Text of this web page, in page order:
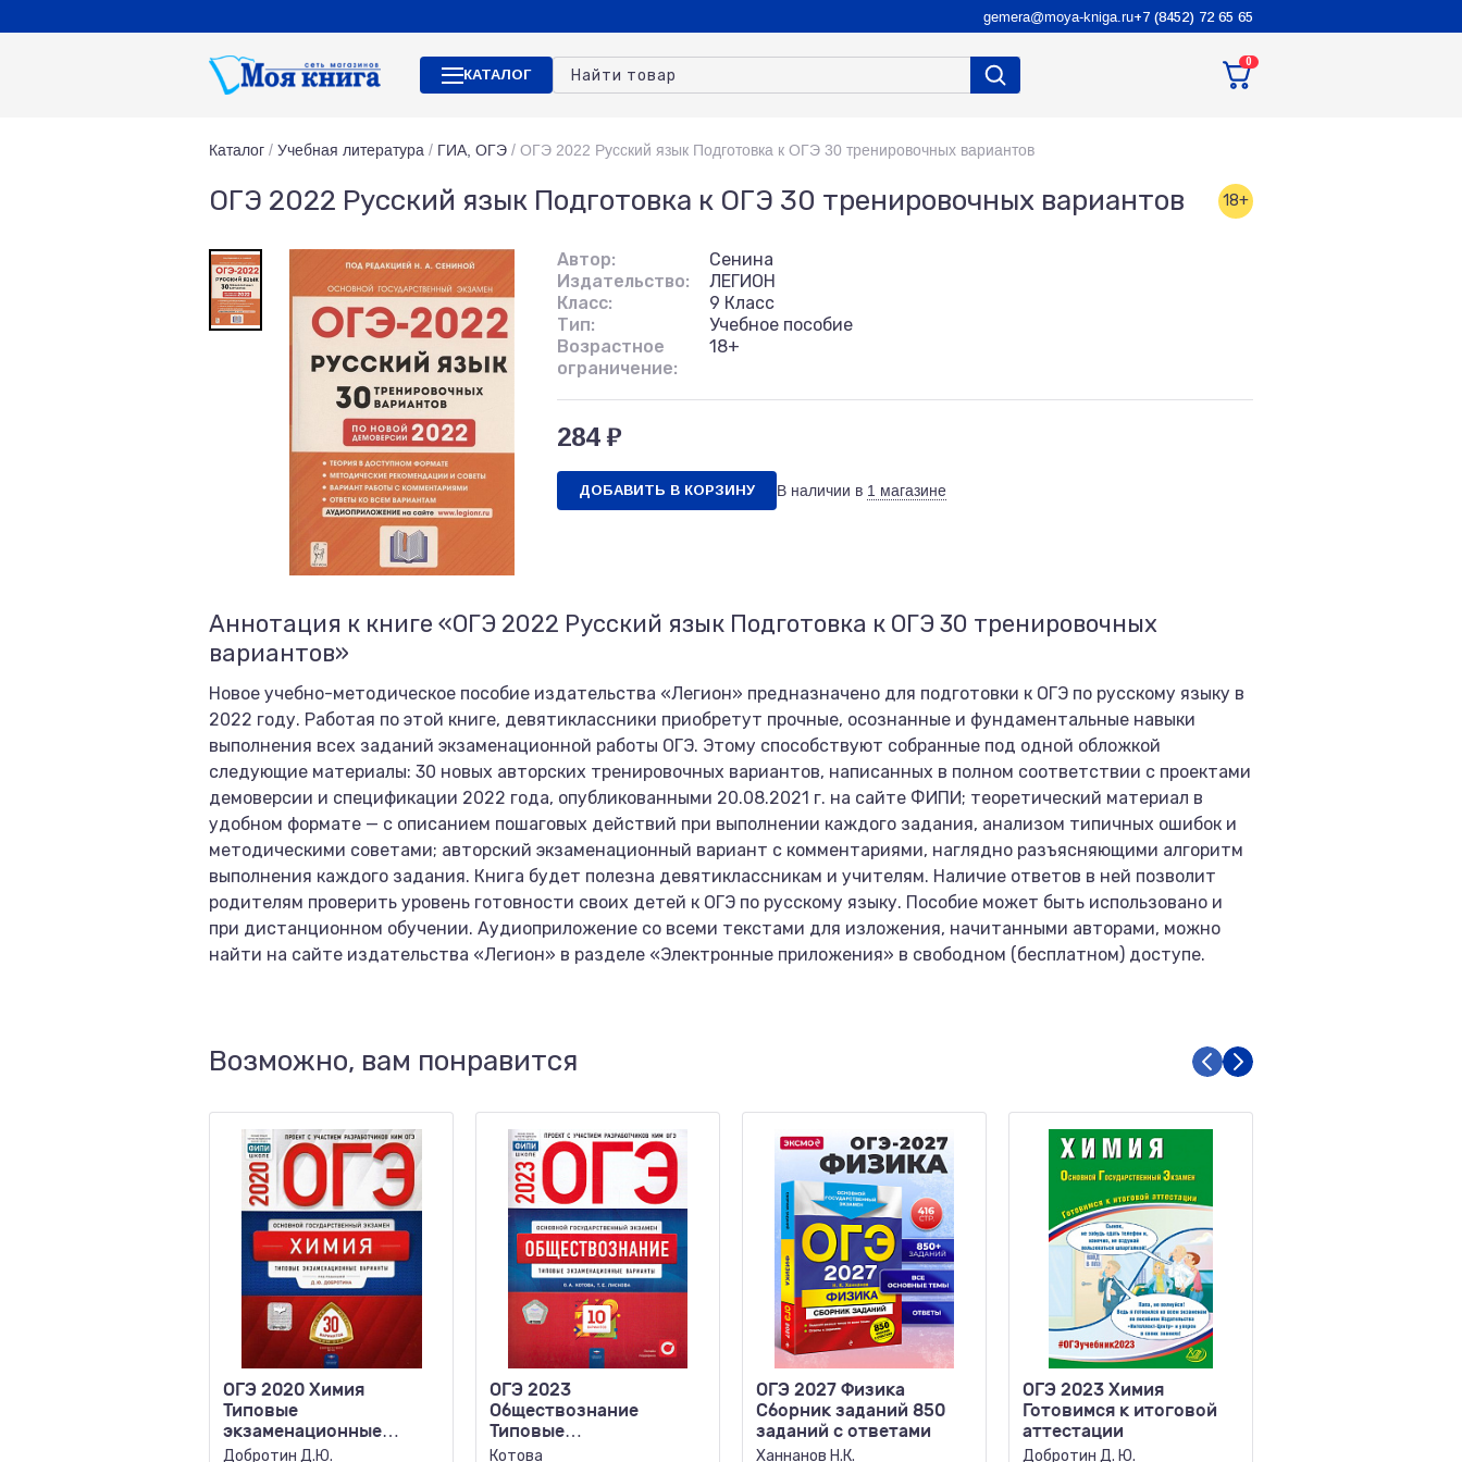
gemera@moya-kniga.ru+7 (8452) 72 65 65
КАТАЛОГ
0
Каталог / Учебная литература / ГИА, ОГЭ / ОГЭ 2022 Русский язык Подготовка к ОГЭ 30 тренировочных вариантов
ОГЭ 2022 Русский язык Подготовка к ОГЭ 30 тренировочных вариантов 18+
Автор:
Сенина
Издательство:
ЛЕГИОН
Класс:
9 Класс
Тип:
Учебное пособие
Возрастное
ограничение:
18+
284 ₽
ДОБАВИТЬ В КОРЗИНУ В наличии в 1 магазине
Аннотация к книге «ОГЭ 2022 Русский язык Подготовка к ОГЭ 30 тренировочных
вариантов»
Новое учебно-методическое пособие издательства «Легион» предназначено для подготовки к ОГЭ по русскому языку в
2022 году. Работая по этой книге, девятиклассники приобретут прочные, осознанные и фундаментальные навыки
выполнения всех заданий экзаменационной работы ОГЭ. Этому способствуют собранные под одной обложкой
следующие материалы: 30 новых авторских тренировочных вариантов, написанных в полном соответствии с проектами
демоверсии и спецификации 2022 года, опубликованными 20.08.2021 г. на сайте ФИПИ; теоретический материал в
удобном формате — с описанием пошаговых действий при выполнении каждого задания, анализом типичных ошибок и
методическими советами; авторский экзаменационный вариант с комментариями, наглядно разъясняющими алгоритм
выполнения каждого задания. Книга будет полезна девятиклассникам и учителям. Наличие ответов в ней позволит
родителям проверить уровень готовности своих детей к ОГЭ по русскому языку. Пособие может быть использовано и
при дистанционном обучении. Аудиоприложение со всеми текстами для изложения, начитанными авторами, можно
найти на сайте издательства «Легион» в разделе «Электронные приложения» в свободном (бесплатном) доступе.
Возможно, вам понравится
ОГЭ 2020 Химия
Типовые
экзаменационные
варианты 30 вариантов
Добротин Д.Ю.
ОГЭ 2023
Обществознание
Типовые
экзаменационные
Котова
ОГЭ 2027 Физика
Сборник заданий 850
заданий с ответами
Ханнанов Н.К.
ОГЭ 2023 Химия
Готовимся к итоговой
аттестации
Добротин Д. Ю.